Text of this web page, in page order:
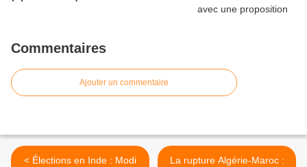
Commentaires
Ajouter un commentaire
< Élections en Inde : Modi
La rupture Algérie-Maroc :